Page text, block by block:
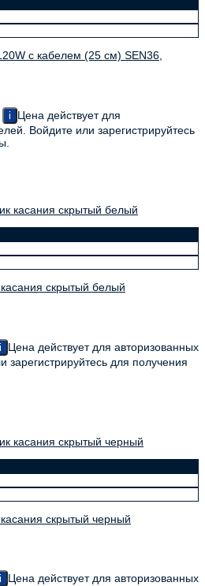
с кабелем (25 см) SEN36,
i
Цена действует для
Войдите или зарегистрируйтесь
скрытый белый
i
Цена действует для авторизованных
зарегистрируйтесь для получения
скрытый черный
i
Цена действует для авторизованных